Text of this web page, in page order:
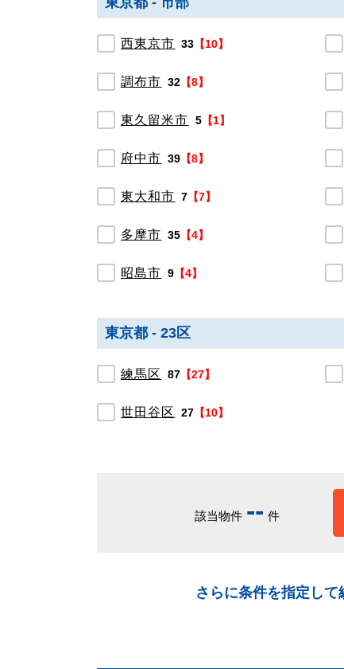
西東京市 33 【10】
調布市 32 【8】
東久留米市 5【1】
府中市 39 【8】
東大和市 7 【7】
多摩市 35 【4】
昭島市 9 【4】
東京都 - 23区
練馬区 87 【27】
世田谷区 27 【10】
該当物件 -- 件
さらに条件を指定して